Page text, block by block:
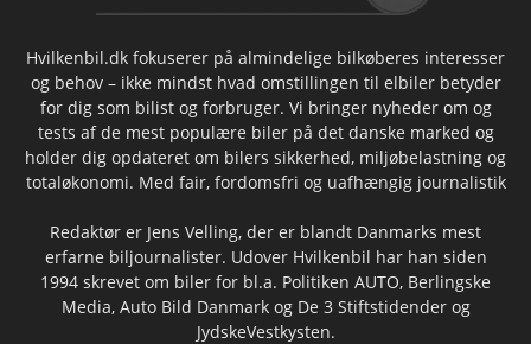
Hvilkenbil.dk fokuserer på almindelige bilkøberes interesser
og behov – ikke mindst hvad omstillingen til elbiler betyder
for dig som bilist og forbruger. Vi bringer nyheder om og
tests af de mest populære biler på det danske marked og
holder dig opdateret om bilers sikkerhed, miljøbelastning og
totaløkonomi. Med fair, fordomsfri og uafhængig journalistik
Redaktør er Jens Velling, der er blandt Danmarks mest
erfarne biljournalister. Udover Hvilkenbil har han siden
1994 skrevet om biler for bl.a. Politiken AUTO, Berlingske
Media, Auto Bild Danmark og De 3 Stiftstidender og
JydskeVestkysten.